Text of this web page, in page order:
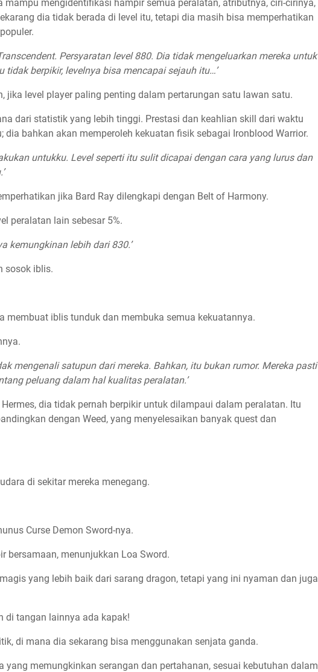
mampu mengidentifikasi hampir semua peralatan, atributnya, ciri-cirinya,
dia tidak berada di level itu, tetapi dia masih bisa memperhatikan
Persyaratan level 880. Dia tidak mengeluarkan mereka untuk
tidak berpikir, levelnya bisa mencapai sejauh itu…’
jika level player paling penting dalam pertarungan satu lawan satu.
dari statistik yang lebih tinggi. Prestasi dan keahlian skill dari waktu
dia bahkan akan memperoleh kekuatan fisik sebagai Ironblood Warrior.
untukku. Level seperti itu sulit dicapai dengan cara yang lurus dan
jika Bard Ray dilengkapi dengan Belt of Harmony.
peralatan lain sebesar 5%.
kemungkinan lebih dari 830.’
sosok iblis.
membuat iblis tunduk dan membuka semua kekuatannya.
mengenali satupun dari mereka. Bahkan, itu bukan rumor. Mereka pasti
peluang dalam hal kualitas peralatan.’
dia tidak pernah berpikir untuk dilampaui dalam peralatan. Itu
dengan Weed, yang menyelesaikan banyak quest dan
di sekitar mereka menegang.
Curse Demon Sword-nya.
bersamaan, menunjukkan Loa Sword.
yang lebih baik dari sarang dragon, tetapi yang ini nyaman dan juga
di tangan lainnya ada kapak!
di mana dia sekarang bisa menggunakan senjata ganda.
yang memungkinkan serangan dan pertahanan, sesuai kebutuhan dalam